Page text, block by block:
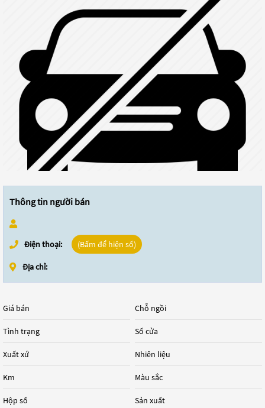
Thông tin người bán
Điện thoại: (Bấm để hiện số)
Địa chỉ:
Giá bán
Tình trạng
Xuất xứ
Km
Hộp số
Chỗ ngồi
Số cửa
Nhiên liệu
Màu sắc
Sản xuất